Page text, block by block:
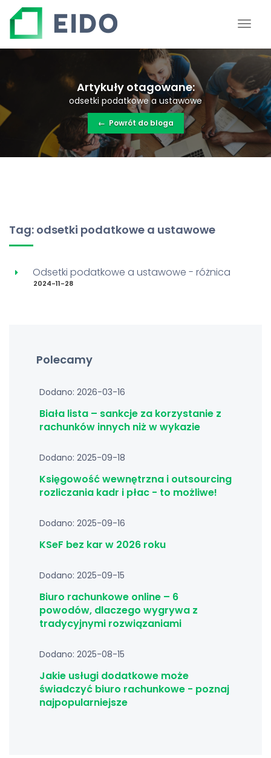
Artykuły otagowane:
odsetki podatkowe a ustawowe
← Powrót do bloga
Tag: odsetki podatkowe a ustawowe
Odsetki podatkowe a ustawowe - różnica
2024-11-28
Polecamy
Dodano: 2026-03-16
Biała lista – sankcje za korzystanie z
rachunków innych niż w wykazie
Dodano: 2025-09-18
Księgowość wewnętrzna i outsourcing
rozliczania kadr i płac - to możliwe!
Dodano: 2025-09-16
KSeF bez kar w 2026 roku
Dodano: 2025-09-15
Biuro rachunkowe online – 6
powodów, dlaczego wygrywa z
tradycyjnymi rozwiązaniami
Dodano: 2025-08-15
Jakie usługi dodatkowe może
świadczyć biuro rachunkowe - poznaj
najpopularniejsze